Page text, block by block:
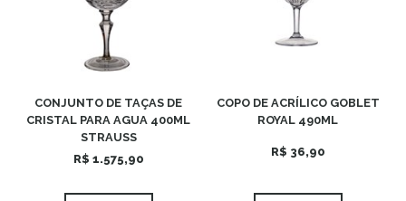
CONJUNTO DE TAÇAS DE
CRISTAL PARA AGUA 400ML
STRAUSS
R$ 1.575,90
COPO DE ACRÍLICO GOBLET
ROYAL 490ML
R$ 36,90